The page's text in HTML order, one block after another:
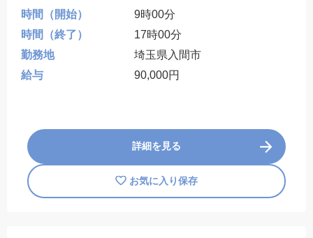
時間（開始）
9時00分
時間（終了）
17時00分
勤務地
埼玉県入間市
給与
90,000円
詳細を見る
お気に入り保存